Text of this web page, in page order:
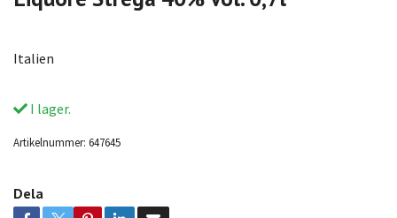
Italien
I lager.
Artikelnummer: 647645
Dela